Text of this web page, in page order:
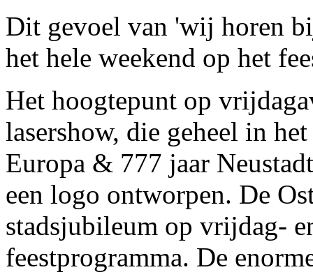
Dit gevoel van 'wij horen
het hele weekend op het
Het hoogtepunt op
lasershow, die geheel in
Europa & 777 jaar
een logo ontworpen. De
stadsjubileum op vrijdag-
feestprogramma. De